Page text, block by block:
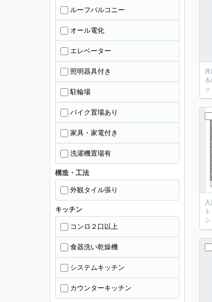
共
ルーフバルコニー
オール電化
エレベーター
照明器具付き
駐輪場
バイク置場あり
家具・家電付き
洗濯機置場有
構造・工法
外観タイル張り
キッチン
コンロ２口以上
食器洗い乾燥機
システムキッチン
カウンターキッチン